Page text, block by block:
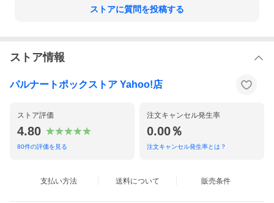
ストアに質問を投稿する
ストア情報
パルナートポックストア Yahoo!店
ストア評価
4.80
80件の評価を見る
注文キャンセル発生率
0.00％
注文キャンセル発生率とは？
支払い方法 送料について 販売条件